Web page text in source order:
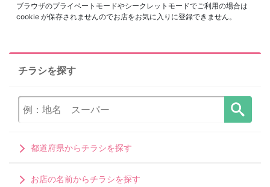
ブラウザのプライベートモードやシークレットモードでご利用の場合は
cookie が保存されませんのでお店をお気に入りに登録できません。
チラシを探す
都道府県からチラシを探す
お店の名前からチラシを探す